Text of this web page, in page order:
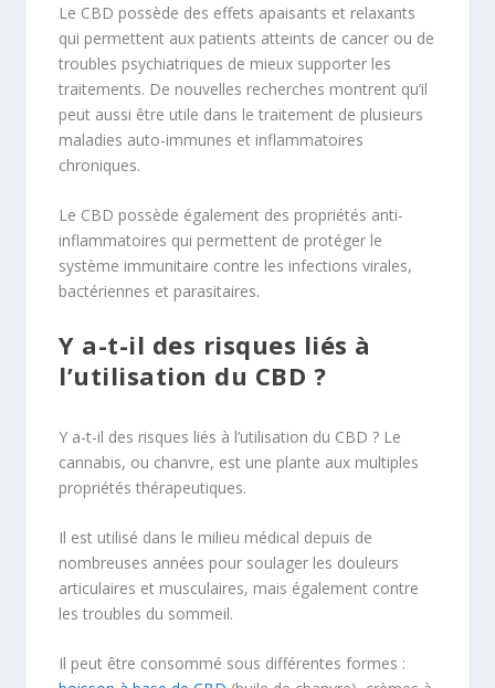
Le CBD possède des effets apaisants et relaxants
qui permettent aux patients atteints de cancer ou de
troubles psychiatriques de mieux supporter les
traitements. De nouvelles recherches montrent qu’il
peut aussi être utile dans le traitement de plusieurs
maladies auto-immunes et inflammatoires
chroniques.
Le CBD possède également des propriétés anti-
inflammatoires qui permettent de protéger le
système immunitaire contre les infections virales,
bactériennes et parasitaires.
Y a-t-il des risques liés à
l’utilisation du CBD ?
Y a-t-il des risques liés à l’utilisation du CBD ? Le
cannabis, ou chanvre, est une plante aux multiples
propriétés thérapeutiques.
Il est utilisé dans le milieu médical depuis de
nombreuses années pour soulager les douleurs
articulaires et musculaires, mais également contre
les troubles du sommeil.
Il peut être consommé sous différentes formes :